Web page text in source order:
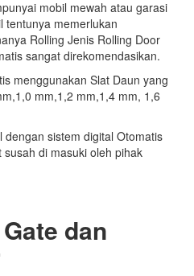
mobil mewah atau garasi
tentunya memerlukan
Rolling Jenis Rolling Door
sangat direkomendasikan.
menggunakan Slat Daun yang
mm,1,2 mm,1,4 mm, 1,6
sistem digital Otomatis
di masuki oleh pihak
dan